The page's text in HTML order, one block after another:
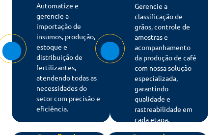
Automatize e
gerencie a
importação de
insumos, produção,
estoque e
distribuição de
fertilizantes,
atendendo todas as
necessidades do
setor com precisão e
eficiência.
Gerencie a
classificação de
grãos, controle de
amostras e
acompanhamento
da produção de café
com nossa solução
especializada,
garantindo
qualidade e
rastreabilidade em
cada etapa.